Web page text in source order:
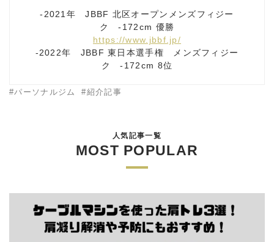
-2021年 JBBF 北区オープンメンズフィジー
ク -172cm 優勝
https://www.jbbf.jp/
-2022年 JBBF 東日本選手権 メンズフィジー
ク -172cm 8位
パーソナルジム 紹介記事
人気記事一覧
MOST POPULAR